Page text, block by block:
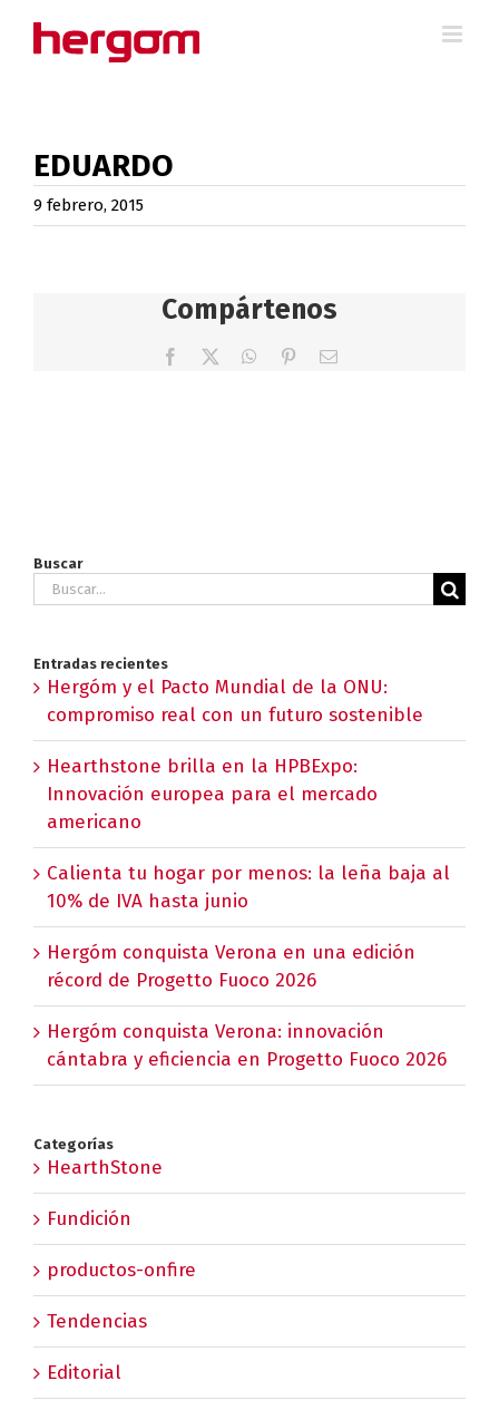
EDUARDO
9 febrero, 2015
Compártenos
Facebook WhatsApp
PinterestCorreo
Buscar
Buscar:
Entradas recientes
Hergóm y el Pacto Mundial de la ONU:
compromiso real con un futuro sostenible
Hearthstone brilla en la HPBExpo:
Innovación europea para el mercado
americano
Calienta tu hogar por menos: la leña baja al
10% de IVA hasta junio
Hergóm conquista Verona en una edición
récord de Progetto Fuoco 2026
Hergóm conquista Verona: innovación
cántabra y eficiencia en Progetto Fuoco 2026
Categorías
HearthStone
Fundición
productos-onfire
Tendencias
Editorial